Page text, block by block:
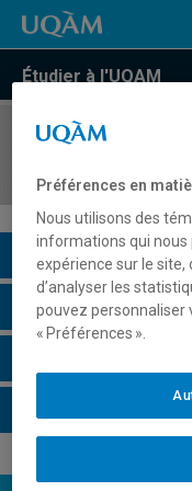
Étudier à l'UQAM
COURS//
Description du
Horaire - Été 2026
Préférences en
Nous utilisons des
informations qui nous
expérience sur le site,
d’analyser les
pouvez personnaliser
« Préférences ».